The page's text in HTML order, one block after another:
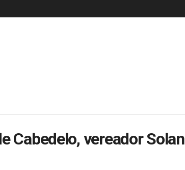
Cabedelo, vereador